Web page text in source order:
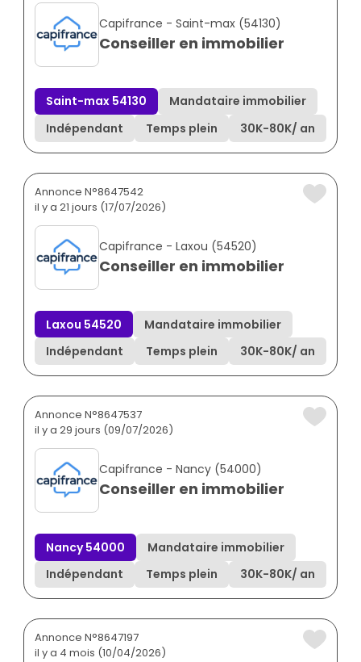
Capifrance - Saint-max (54130)
Conseiller en immobilier
Saint-max 54130
Mandataire immobilier
Indépendant
Temps plein 30K-80K/ an
Annonce N°8647542
il y a 21 jours (17/07/2026)
Capifrance - Laxou (54520)
Conseiller en immobilier
Laxou 54520
Mandataire immobilier
Indépendant
Temps plein 30K-80K/ an
Annonce N°8647537
il y a 29 jours (09/07/2026)
Capifrance - Nancy (54000)
Conseiller en immobilier
Nancy 54000
Mandataire immobilier
Indépendant
Temps plein 30K-80K/ an
Annonce N°8647197
il y a 4 mois (10/04/2026)